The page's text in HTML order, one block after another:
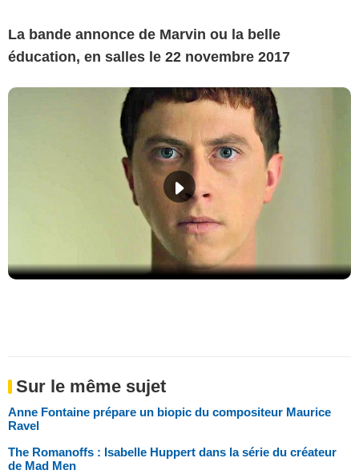
La bande annonce de Marvin ou la belle
éducation, en salles le 22 novembre 2017
Sur le même sujet
Anne Fontaine prépare un biopic du compositeur Maurice
Ravel
The Romanoffs : Isabelle Huppert dans la série du créateur
de Mad Men